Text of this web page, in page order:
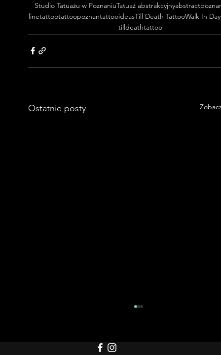
Studio Tatuażu w PoznaniuTatuaż abstrakcyjnyabstract
linetattootattoopoznantattooideasTill Death TattooWalk In
tilldeathtattoo
Ostatnie posty